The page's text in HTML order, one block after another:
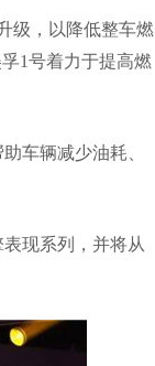
级，以降低整车燃
1号着力于提高燃
车辆减少油耗、
现系列，并将从